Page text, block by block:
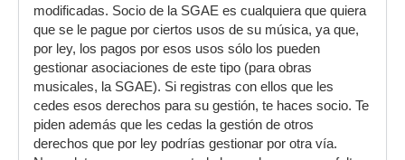
modificadas. Socio de la SGAE es cualquiera que quiera
que se le pague por ciertos usos de su música, ya que,
por ley, los pagos por esos usos sólo los pueden
gestionar asociaciones de este tipo (para obras
musicales, la SGAE). Si registras con ellos que les
cedes esos derechos para su gestión, te haces socio. Te
piden además que les cedas la gestión de otros
derechos que por ley podrías gestionar por otra vía.